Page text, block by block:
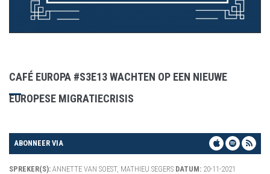
CAFÉ EUROPA #S3E13 WACHTEN OP EEN NIEUWE
EUROPESE MIGRATIECRISIS
ABONNEER VIA
SPREKER(S): ANNETTE VAN SOEST, MATHIEU SEGERS DATUM: 20-11-2021